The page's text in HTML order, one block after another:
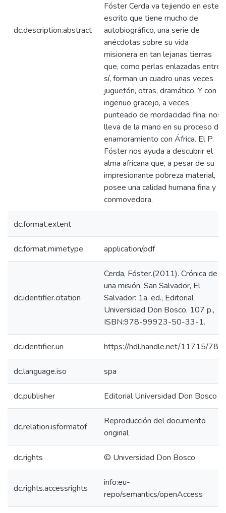
dc.description.abstract
Fóster Cerda va tejiendo en este
escrito que tiene mucho de
autobiográfico, una serie de
anécdotas sobre su vida
misionera en tan lejanas tierras
que, como perlas enlazadas entre
sí, forman un cuadro unas veces
juguetón, otras, dramático. Y con
ingenuo gracejo, a veces
punteado de mordacidad fina, nos
lleva de la mano en su proceso de
enamoramiento con África. El P.
Fóster nos ayuda a descubrir el
alma africana que, a pesar de su
impresionante pobreza material,
posee una calidad humana fina y
conmovedora.
dc.format.extent
dc.format.mimetype application/pdf
dc.identifier.citation
Cerda, Fóster.(2011). Crónica de
una misión. San Salvador, El
Salvador: 1a. ed., Editorial
Universidad Don Bosco, 107 p.,
ISBN:978-99923-50-33-1.
dc.identifier.uri https://hdl.handle.net/11715/787
dc.language.iso spa
dc.publisher Editorial Universidad Don Bosco
dc.relation.isformatof
Reproducción del documento
original
dc.rights © Universidad Don Bosco
dc.rights.accessrights
info:eu-
repo/semantics/openAccess